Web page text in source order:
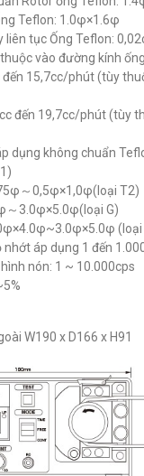
Teflon: 1.0φ×1.6φ
liên tục Ống Teflon:
vào đường kính
đến 15,7cc/phút (tùy
đến 19,7cc/phút (tùy
dụng không chuẩn
～0,5φ×1,0φ(loại T2)
～3.0φ×5.0φ(loại G)
(loại
nhớt áp dụng 1 đến
nón: 1 ~ 10.000cps
W190 x D166 x H91